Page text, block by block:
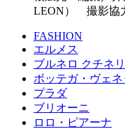
LEON） 撮影協
FASHION
エルメス
ブルネロ クチネリ
ボッテガ・ヴェネ
プラダ
ブリオーニ
ロロ・ピアーナ